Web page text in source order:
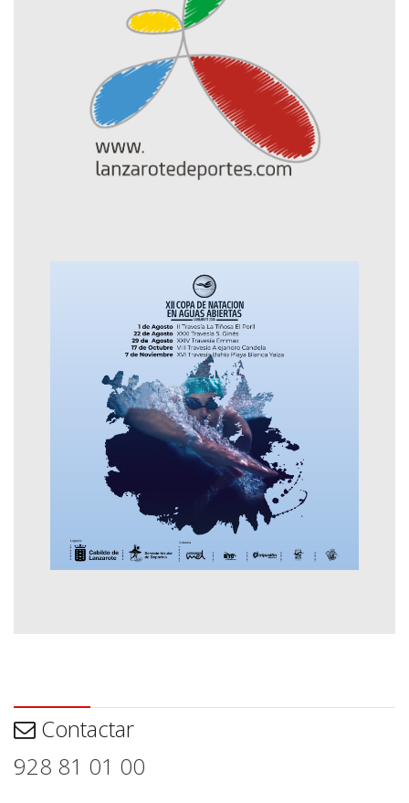
Contactar
928 81 01 00